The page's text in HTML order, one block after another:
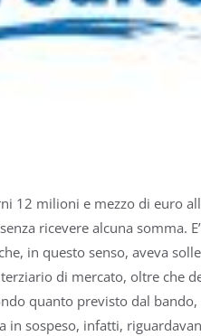
12 milioni e mezzo di euro
ricevere alcuna somma.
in questo senso, aveva
di mercato, oltre che
quanto previsto dal
sospeso, infatti,